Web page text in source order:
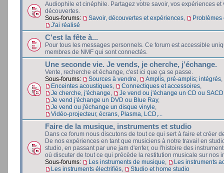
Audiophile et cinéphile. Partagez votre savoir, vos expériences et
découvertes.
Sous-forums:
Savoir, découvertes et expériences
Problèmes
J'ai réalisé
C'est la fête à...
Pour tous les messages personnels. Ce forum est accessible
membres de NMF qui sont connectés.
Une seconde vie. Je vends, je cherche, j’échange.
Vente, recherche et échange, c'est ici que ça se passe.
Sous-forums:
Sources à vendre Amplis, pré-amplis; intégrés
Enceintes acoustiques
Connectiques et accessoires
Je cherche, j'échange
Je vend ou j'échange un CD ou SACD
Je vend j'échange un DVD ou Blue Ray,
Je vend ou j'échange un disque vinyle
Vidéo-projecteur, écrans, Plasma, LCD,...
Faire de la musique, instruments et studio
Dans ce forum nous discutons de tout ce qui sert à faire et créer
De nos expériences en tant que musiciens à notre travail en
studio, en passant par une jam d'enfer, ou l'histoire des
où discuter de tout ce qui précède la restitution musicale sur nos
Sous-forums:
Les instruments de musique
Les instruments
Les instruments électrifiés
Studio et home studio